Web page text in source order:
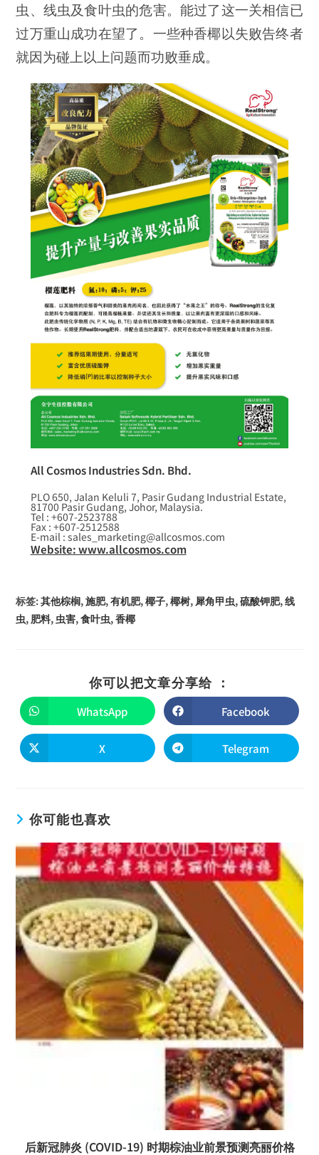
虫、线虫及食叶虫的危害。能过了这一关相信已
过万重山成功在望了。一些种香椰以失败告终者
就因为碰上以上问题而功败垂成。
All Cosmos Industries Sdn. Bhd.
PLO 650, Jalan Keluli 7, Pasir Gudang Industrial Estate,
81700 Pasir Gudang, Johor, Malaysia.
Tel : +607-2523788
Fax : +607-2512588
E-mail : sales_marketing@allcosmos.com
Website: www.allcosmos.com
标签:其他棕榈,施肥,有机肥,椰子,椰树, 犀角甲虫,硫酸钾肥,线
虫, 肥料, 虫害,食叶虫,香椰
你可以把文章分享给 ：
WhatsApp Facebook
X Telegram
你可能也喜欢
后新冠肺炎 (COVID-19) 时期棕油业前景预测亮丽价格